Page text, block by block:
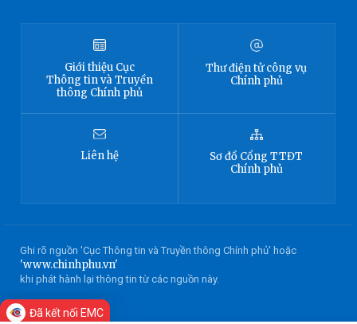
Giới thiệu Cục
Thông tinvà Truyền
thông Chính phủ
Thư điện tử công vụ
Chính phủ
Liên hệ Sơ đồ Cổng TTĐT
Chính phủ
Ghi rõ nguồn 'Cục Thông tin và Truyền thông Chính phủ' hoặc
'www.chinhphu.vn'
khi phát hành lại thông tin từ các nguồn này.
Đã kết nối EMC